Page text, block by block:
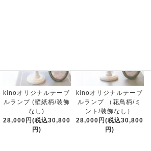
kinoオリジナルテーブ
ルランプ (壁紙柄/装飾
なし)
28,000円(税込30,800
円)
kinoオリジナルテーブ
ルランプ （花鳥柄/ミ
ント/装飾なし）
28,000円(税込30,800
円)